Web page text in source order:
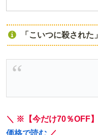
「こいつに殺され
＼ ※【今だけ70％OFF